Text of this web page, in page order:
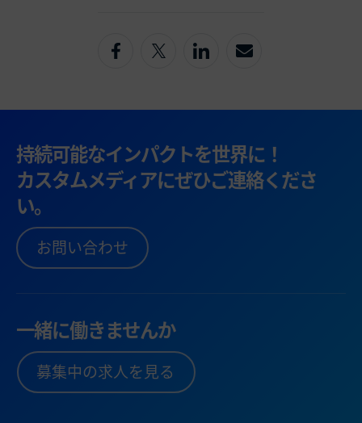
持続可能なインパクトを世界に！
カスタムメディアにぜひご連絡くださ
い。
お問い合わせ
一緒に働きませんか
募集中の求人を見る